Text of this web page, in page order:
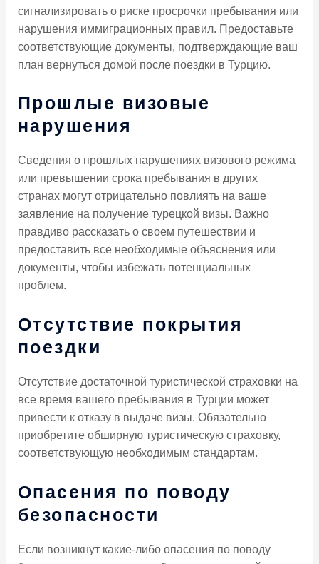
сигнализировать о риске просрочки пребывания или
нарушения иммиграционных правил. Предоставьте
соответствующие документы, подтверждающие ваш
план вернуться домой после поездки в Турцию.
Прошлые визовые
нарушения
Сведения о прошлых нарушениях визового режима
или превышении срока пребывания в других
странах могут отрицательно повлиять на ваше
заявление на получение турецкой визы. Важно
правдиво рассказать о своем путешествии и
предоставить все необходимые объяснения или
документы, чтобы избежать потенциальных
проблем.
Отсутствие покрытия
поездки
Отсутствие достаточной туристической страховки на
все время вашего пребывания в Турции может
привести к отказу в выдаче визы. Обязательно
приобретите обширную туристическую страховку,
соответствующую необходимым стандартам.
Опасения по поводу
безопасности
Если возникнут какие-либо опасения по поводу